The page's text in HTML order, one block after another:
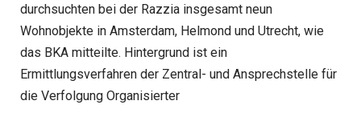
durchsuchten bei der Razzia insgesamt neun
Wohnobjekte in Amsterdam, Helmond und Utrecht, wie
das BKA mitteilte. Hintergrund ist ein
Ermittlungsverfahren der Zentral- und Ansprechstelle für
die Verfolgung Organisierter